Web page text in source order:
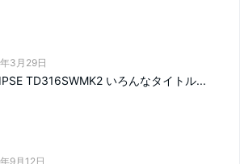
3月29日
TD316SWMK2 いろんなタイトル...
9月12日